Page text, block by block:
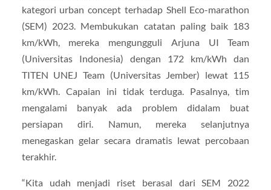
kategori urban concept terhadap Shell Eco-marathon
(SEM) 2023. Membukukan catatan paling baik 183
km/kWh, mereka mengungguli Arjuna UI Team
(Universitas Indonesia) dengan 172 km/kWh dan
TITEN UNEJ Team (Universitas Jember) lewat 115
km/kWh. Capaian ini tidak terduga. Pasalnya, tim
mengalami banyak ada problem didalam buat
persiapan diri. Namun, mereka selanjutnya
menegaskan gelar secara dramatis lewat percobaan
terakhir.
“Kita udah menjadi riset berasal dari SEM 2022